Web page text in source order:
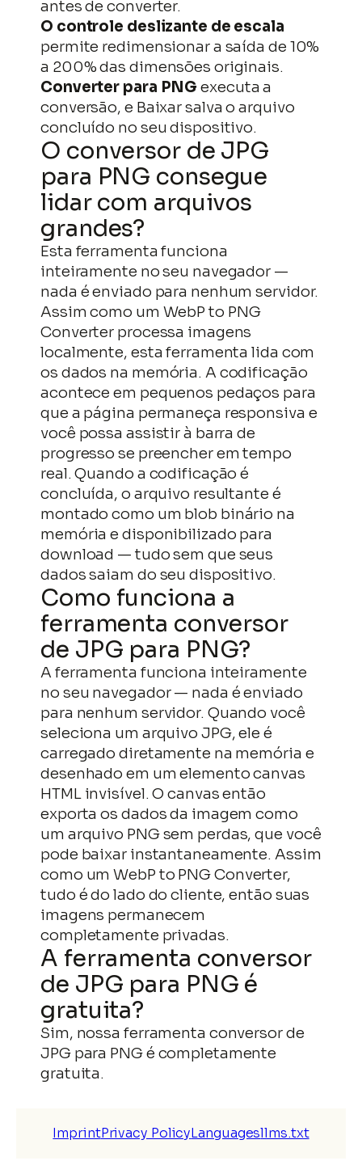
antes de converter.
O controle deslizante de escala
permite redimensionar a saída de 10%
a 200% das dimensões originais.
Converter para PNGexecuta a
conversão, e Baixar salva o arquivo
concluído no seu dispositivo.
O conversor de JPG
para PNG consegue
lidar com arquivos
grandes?
Esta ferramenta funciona
inteiramente no seu navegador —
nada é enviado para nenhum servidor.
Assim como um WebP to PNG
Converter processa imagens
localmente, esta ferramenta lida com
os dados na memória. A codificação
acontece em pequenos pedaços para
que a página permaneça responsiva e
você possa assistir à barra de
progresso se preencher em tempo
real. Quando a codificação é
concluída, o arquivo resultante é
montado como um blob binário na
memória e disponibilizado para
download — tudo sem que seus
dados saiam do seu dispositivo.
Como funciona a
ferramenta conversor
de JPG para PNG?
A ferramenta funciona inteiramente
no seu navegador — nada é enviado
para nenhum servidor. Quando você
seleciona um arquivo JPG, ele é
carregado diretamente na memória e
desenhado em um elemento canvas
HTML invisível. O canvas então
exporta os dados da imagem como
um arquivo PNG sem perdas, que você
pode baixar instantaneamente. Assim
como um WebP to PNG Converter,
tudo é do lado do cliente, então suas
imagens permanecem
completamente privadas.
A ferramenta conversor
de JPG para PNG é
gratuita?
Sim, nossa ferramenta conversor de
JPG para PNG é completamente
gratuita.
ImprintPrivacy PolicyLanguagesllms.txt